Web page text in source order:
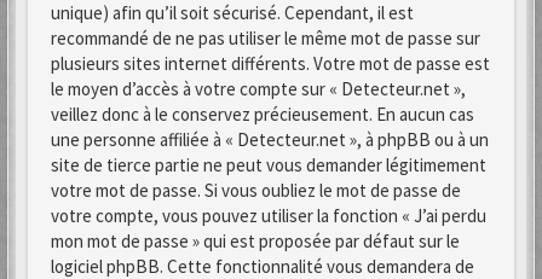
unique) afin qu’il soit sécurisé. Cependant, il est
recommandé de ne pas utiliser le même mot de passe sur
plusieurs sites internet différents. Votre mot de passe est
le moyen d’accès à votre compte sur « Detecteur.net »,
veillez donc à le conservez précieusement. En aucun cas
une personne affiliée à « Detecteur.net », à phpBB ou à un
site de tierce partie ne peut vous demander légitimement
votre mot de passe. Si vous oubliez le mot de passe de
votre compte, vous pouvez utiliser la fonction « J’ai perdu
mon mot de passe » qui est proposée par défaut sur le
logiciel phpBB. Cette fonctionnalité vous demandera de